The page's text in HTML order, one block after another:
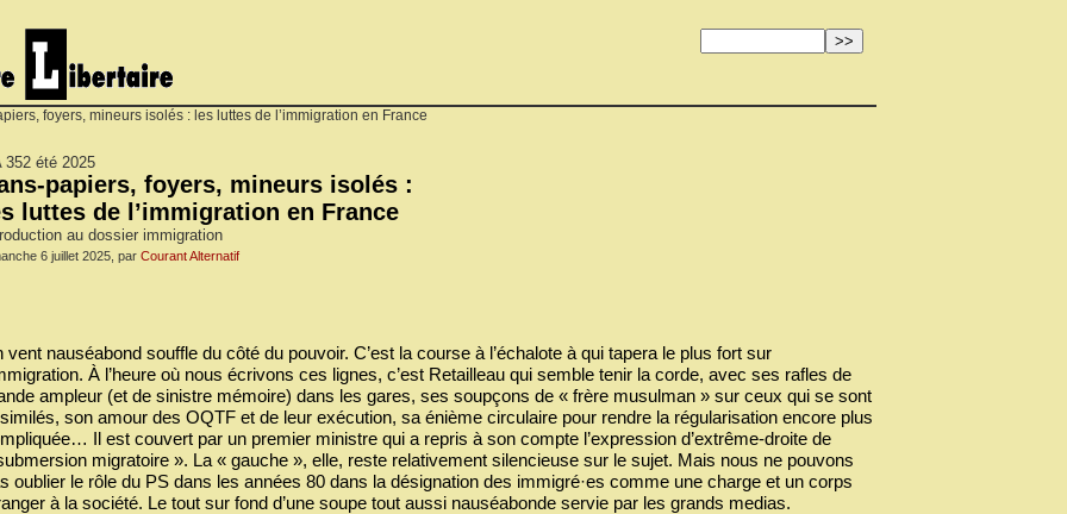
foyers, mineurs isolés : les luttes de l’immigration en France
352 été 2025
papiers, foyers, mineurs isolés :
luttes de l’immigration en France
au dossier immigration
6 juillet 2025, par Courant Alternatif
vent nauséabond souffle du côté du pouvoir. C’est la course à l’échalote à qui tapera le plus fort sur
À l’heure où nous écrivons ces lignes, c’est Retailleau qui semble tenir la corde, avec ses rafles de
ampleur (et de sinistre mémoire) dans les gares, ses soupçons de « frère musulman » sur ceux qui se sont
son amour des OQTF et de leur exécution, sa énième circulaire pour rendre la régularisation encore plus
Il est couvert par un premier ministre qui a repris à son compte l’expression d’extrême-droite de
migratoire ». La « gauche », elle, reste relativement silencieuse sur le sujet. Mais nous ne pouvons
oublier le rôle du PS dans les années 80 dans la désignation des immigré·es comme une charge et un corps
à la société. Le tout sur fond d’une soupe tout aussi nauséabonde servie par les grands medias.